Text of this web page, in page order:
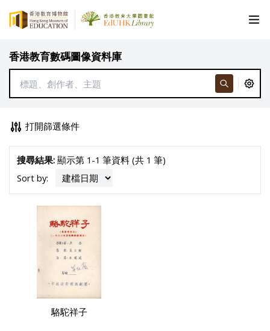
香港教育數碼圖像資料庫
打開篩選條件
搜尋結果:顯示第 1-1 筆資料 (共 1 筆)
Sort by:
駱駝祥子